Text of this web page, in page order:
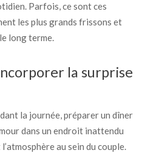
Parfois, ce sont ces
les plus grands frissons et
long terme.
la surprise
la journée, préparer un dîner
dans un endroit inattendu
au sein du couple.